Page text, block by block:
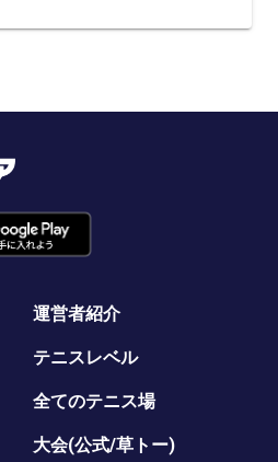
運営者紹介
テニスレベル
全てのテニス場
大会(公式/草トー)